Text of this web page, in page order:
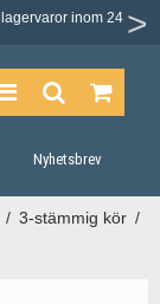
inom 24
Nyhetsbrev
/ 3-stämmig kör /